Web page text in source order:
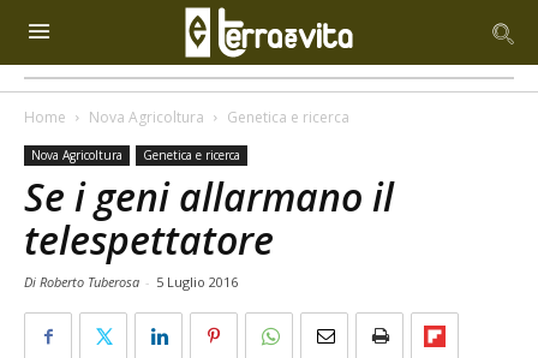
Home Nova Agricoltura Genetica e ricerca
Nova Agricoltura Genetica e ricerca
Se i geni allarmano il
telespettatore
Di Roberto Tuberosa - 5 Luglio 2016